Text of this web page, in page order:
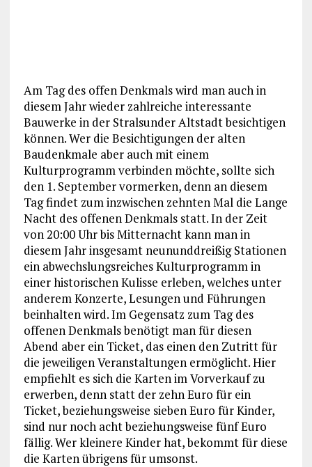
Am Tag des offen Denkmals wird man auch in
diesem Jahr wieder zahlreiche interessante
Bauwerke in der Stralsunder Altstadt besichtigen
können. Wer die Besichtigungen der alten
Baudenkmale aber auch mit einem
Kulturprogramm verbinden möchte, sollte sich
den 1. September vormerken, denn an diesem
Tag findet zum inzwischen zehnten Mal die Lange
Nacht des offenen Denkmals statt. In der Zeit
von 20:00 Uhr bis Mitternacht kann man in
diesem Jahr insgesamt neununddreißig Stationen
ein abwechslungsreiches Kulturprogramm in
einer historischen Kulisse erleben, welches unter
anderem Konzerte, Lesungen und Führungen
beinhalten wird. Im Gegensatz zum Tag des
offenen Denkmals benötigt man für diesen
Abend aber ein Ticket, das einen den Zutritt für
die jeweiligen Veranstaltungen ermöglicht. Hier
empfiehlt es sich die Karten im Vorverkauf zu
erwerben, denn statt der zehn Euro für ein
Ticket, beziehungsweise sieben Euro für Kinder,
sind nur noch acht beziehungsweise fünf Euro
fällig. Wer kleinere Kinder hat, bekommt für diese
die Karten übrigens für umsonst.